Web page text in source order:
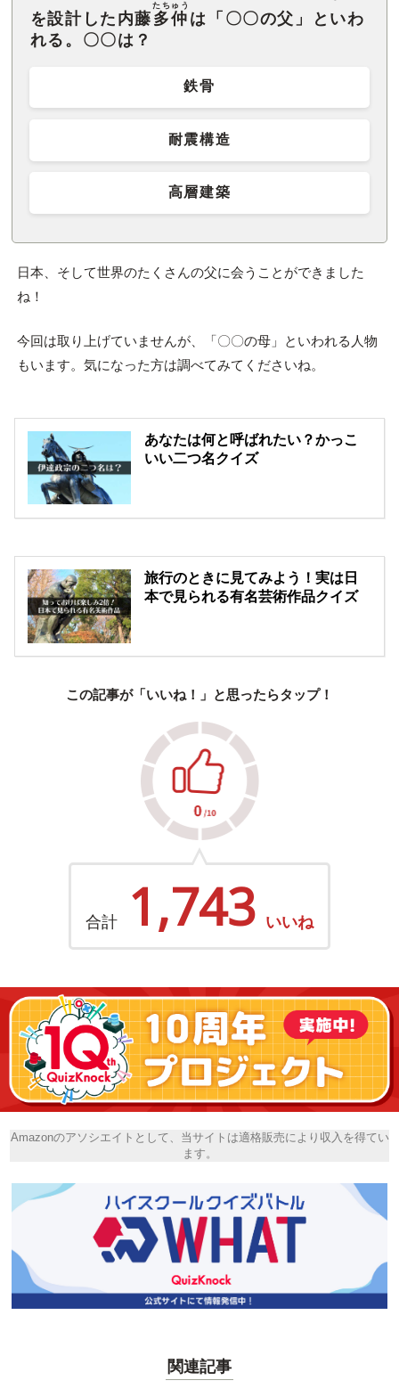
を設計した内藤 多仲
たちゅう
は「〇〇の父」といわ
れる。〇〇は？
鉄骨
耐震構造
高層建築
日本、そして世界のたくさんの父に会うことができました
ね！
今回は取り上げていませんが、「〇〇の母」といわれる人物
もいます。気になった方は調べてみてくださいね。
あなたは何と呼ばれたい？かっこ
いい二つ名クイズ
旅行のときに見てみよう！実は日
本で見られる有名芸術作品クイズ
この記事が「いいね！」と思ったらタップ！
合計 1,743 いいね
Amazonのアソシエイトとして、当サイトは適格販売により収入を得てい
ます。
関連記事